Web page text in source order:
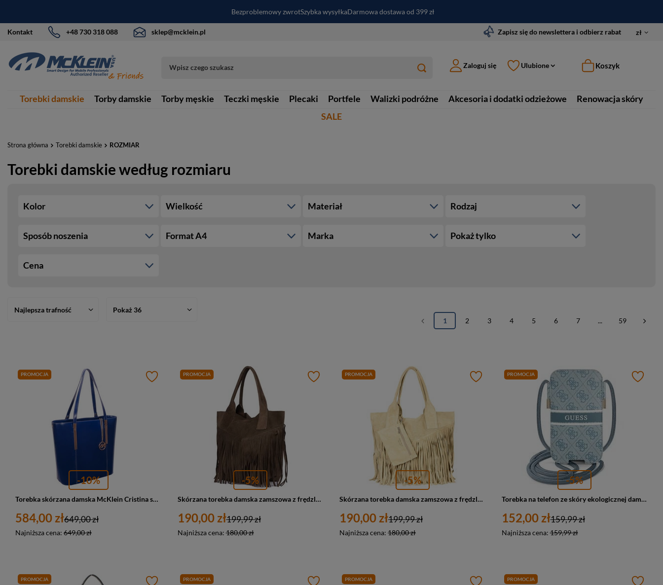
Bezproblemowy zwrotSzybka wysyłkaDarmowa dostawa od 399 zł
Kontakt +48 730 318 088 sklep@mcklein.pl Zapisz się do newslettera i odbierz rabat zł
Zaloguj się Ulubione Koszyk
Torebki damskie Torby damskie Torby męskie Teczki męskie Plecaki Portfele Walizki podróżne Akcesoria i dodatki odzieżowe
Renowacja skóry
SALE
Strona główna Torebki damskie ROZMIAR
Torebki damskie według rozmiaru
Kolor Wielkość Materiał Rodzaj
Sposób noszenia Format A4 Marka Pokaż tylko
Cena
Najlepsza trafność
Pokaż 36
1
2 3 4 5 6 7 ... 59
PROMOCJA
-10%
Torebka skórzana damska McKlein Cristina shopper A4 granatowa
584,00 zł
Najniższa cena: 649,00 zł
649,00 zł
PROMOCJA
-5%
Skórzana torebka damska zamszowa z frędzlami ciemno brązowa A4 - Vera Pelle L83
190,00 zł
Najniższa cena:180,00 zł
199,99 zł
PROMOCJA
-5%
Skórzana torebka damska zamszowa z frędzlami beżowa Vera Pelle L83
190,00 zł
Najniższa cena: 180,00 zł
199,99 zł
PROMOCJA
-5%
Torebka na telefon ze skóry ekologicznej damska Guess 4G listonoszka mała niebieska
152,00 zł
Najniższa cena:159,99 zł
159,99 zł
PROMOCJA PROMOCJA PROMOCJA PROMOCJA